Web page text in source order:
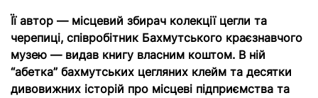
Її автор — місцевий збирач колекції цегли та
черепиці, співробітник Бахмутського краєзнавчого
музею — видав книгу власним коштом. В ній
“абетка” бахмутських цегляних клейм та десятки
дивовижних історій про місцеві підприємства та